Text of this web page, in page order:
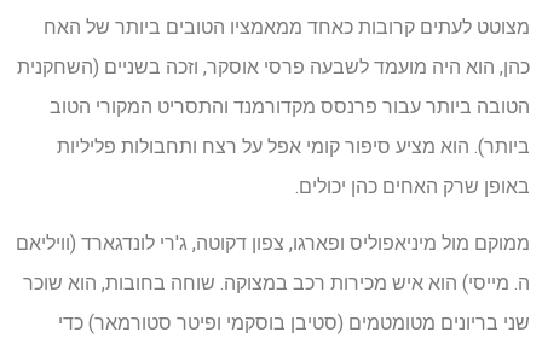
מצוטט לעתים קרובות כאחד ממאמציו הטובים ביותר של האח
כהן, הוא היה מועמד לשבעה פרסי אוסקר, וזכה בשניים (השחקנית
הטובה ביותר עבור פרנסס מקדורמנד והתסריט המקורי הטוב
ביותר). הוא מציע סיפור קומי אפל על רצח ותחבולות פליליות
באופן שרק האחים כהן יכולים.
ממוקם מול מיניאפוליס ופארגו, צפון דקוטה, ג'רי לונדגארד (וויליאם
ה. מייסי) הוא איש מכירות רכב במצוקה. שוחה בחובות, הוא שוכר
שני בריונים מטומטמים (סטיבן בוסקמי ופיטר סטורמאר) כדי